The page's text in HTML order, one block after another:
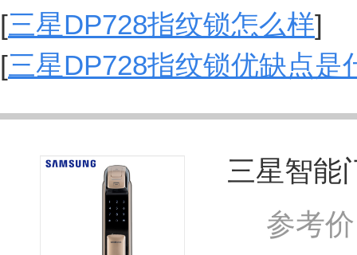
[三星DP728指纹锁怎么样]
[三星DP728指纹锁优缺点是
三星智能
参考